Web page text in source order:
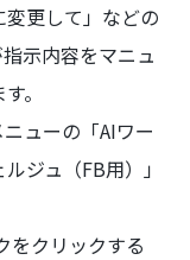
更して」などの
示内容をマニュ
。
ューの「AIワー
ジュ（FB用）」
をクリックする